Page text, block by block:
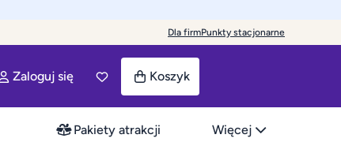
Dla firmPunkty stacjonarne
Zaloguj się Koszyk
Pakiety atrakcji Więcej